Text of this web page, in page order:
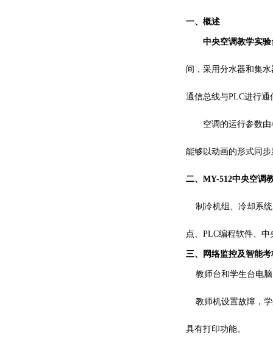
一、概述
中央空调教学实验
间，采用分水器和集
通信总线与PLC进行
空调的运行参数
能够以动画的形式同
二、 MY-512中央空调
制冷机组、冷却系统
点、PLC编程软件、
三、网络监控及智能考
教师台和学生台电脑
教师机设置故障，学
具有打印功能。